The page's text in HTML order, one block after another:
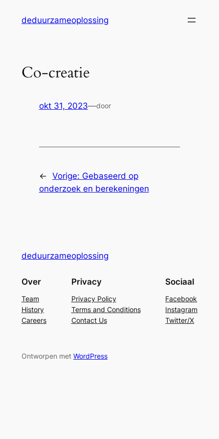
deduurzameoplossing
Co-creatie
okt 31, 2023—door
← Vorige: Gebaseerd op
onderzoek en berekeningen
deduurzameoplossing
Over
Team
History
Careers
Privacy
Privacy Policy
Terms and Conditions
Contact Us
Sociaal
Facebook
Instagram
Twitter/X
Ontworpen met WordPress